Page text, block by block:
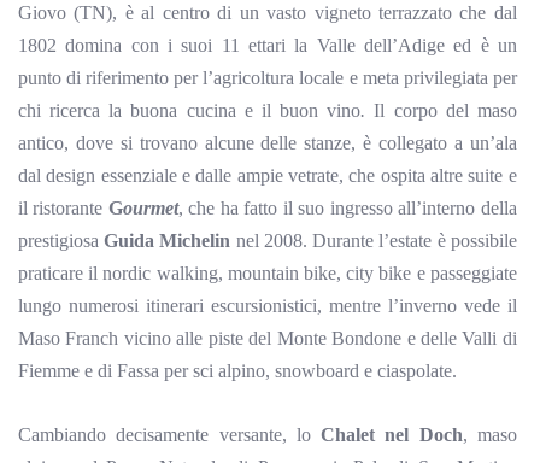
Giovo (TN), è al centro di un vasto vigneto terrazzato che dal
1802 domina con i suoi 11 ettari la Valle dell’Adige ed è un
punto di riferimento per l’agricoltura locale e meta privilegiata per
chi ricerca la buona cucina e il buon vino. Il corpo del maso
antico, dove si trovano alcune delle stanze, è collegato a un’ala
dal design essenziale e dalle ampie vetrate, che ospita altre suite e
il ristorante Gourmet, che ha fatto il suo ingresso all’interno della
prestigiosaGuida Michelin nel 2008. Durante l’estate è possibile
praticare ilnordic walking, mountain bike, city bike e passeggiate
lungo numerosi itinerari escursionistici, mentre l’inverno vede il
MasoFranch vicino alle piste del MonteBondone e delle Valli di
Fiemme e di Fassa per sci alpino, snowboard e ciaspolate.
Cambiando decisamente versante, loChalet nel Doch, maso